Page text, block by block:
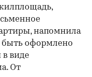
напомнила
оформлено
виде
От